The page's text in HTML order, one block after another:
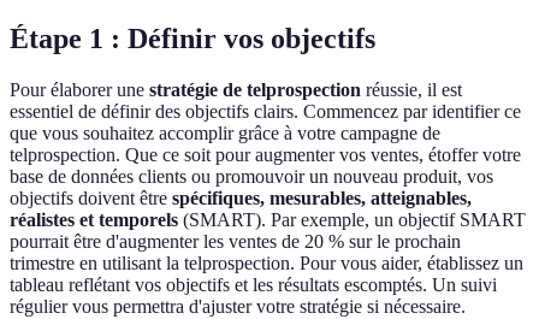
Étape 1 : Définir vos objectifs
Pour élaborer une stratégie de telprospection réussie, il est
essentiel de définir des objectifs clairs. Commencez par identifier ce
que vous souhaitez accomplir grâce à votre campagne de
telprospection. Que ce soit pour augmenter vos ventes, étoffer votre
base de données clients ou promouvoir un nouveau produit, vos
objectifs doivent être spécifiques, mesurables, atteignables,
réalistes et temporels (SMART). Par exemple, un objectif SMART
pourrait être d'augmenter les ventes de 20 % sur le prochain
trimestre en utilisant la telprospection. Pour vous aider, établissez un
tableau reflétant vos objectifs et les résultats escomptés. Un suivi
régulier vous permettra d'ajuster votre stratégie si nécessaire.